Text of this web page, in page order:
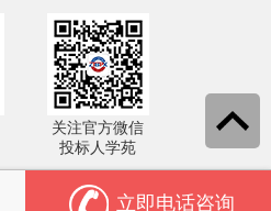
关注官方微信
投标人学苑
立即电话咨询